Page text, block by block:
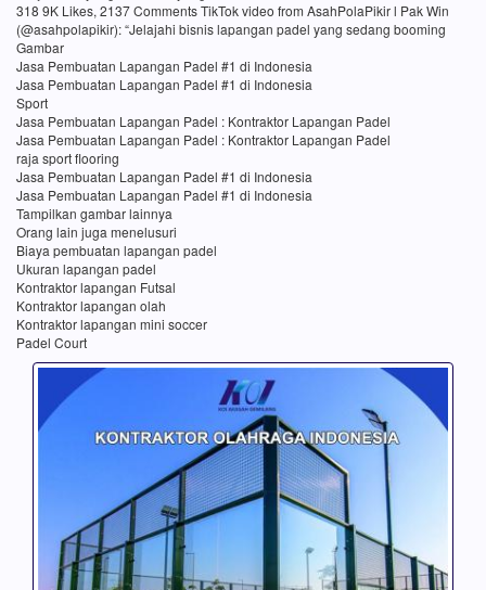
318 9K Likes, 2137 Comments TikTok video from AsahPolaPikir l Pak Win
(@asahpolapikir): “Jelajahi bisnis lapangan padel yang sedang booming
Gambar
Jasa Pembuatan Lapangan Padel #1 di Indonesia
Jasa Pembuatan Lapangan Padel #1 di Indonesia
Sport
Jasa Pembuatan Lapangan Padel : Kontraktor Lapangan Padel
Jasa Pembuatan Lapangan Padel : Kontraktor Lapangan Padel
raja sport flooring
Jasa Pembuatan Lapangan Padel #1 di Indonesia
Jasa Pembuatan Lapangan Padel #1 di Indonesia
Tampilkan gambar lainnya
Orang lain juga menelusuri
Biaya pembuatan lapangan padel
Ukuran lapangan padel
Kontraktor lapangan Futsal
Kontraktor lapangan olah
Kontraktor lapangan mini soccer
Padel Court